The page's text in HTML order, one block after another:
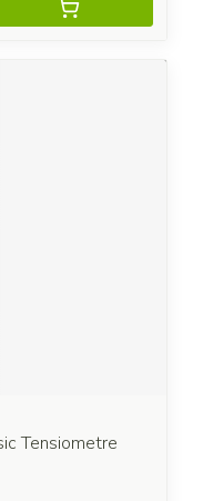
Tensiometre